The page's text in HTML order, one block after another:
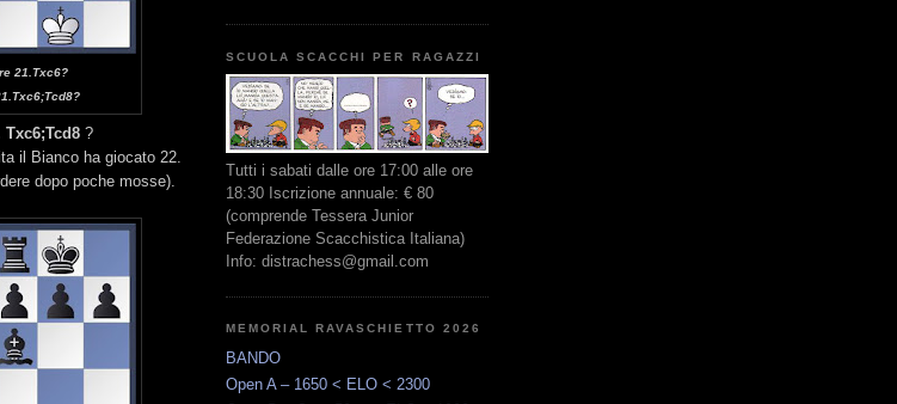
21.Txc6?
Txc6;Tcd8 ?
il Bianco ha giocato 22.
dopo poche mosse).
SCUOLA SCACCHI PER RAGAZZI
Tutti i sabati dalle ore 17:00 alle ore
18:30 Iscrizione annuale: € 80
(comprende Tessera Junior
Federazione Scacchistica Italiana)
Info: distrachess@gmail.com
MEMORIAL RAVASCHIETTO 2026
BANDO
Open A – 1650 < ELO < 2300